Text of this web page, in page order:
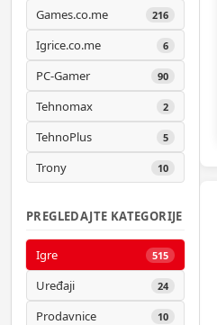
Games.co.me 216
Igrice.co.me 6
PC-Gamer 90
Tehnomax 2
TehnoPlus 5
Trony 10
PREGLEDAJTE KATEGORIJE
Igre 515
Uređaji 24
Prodavnice 10